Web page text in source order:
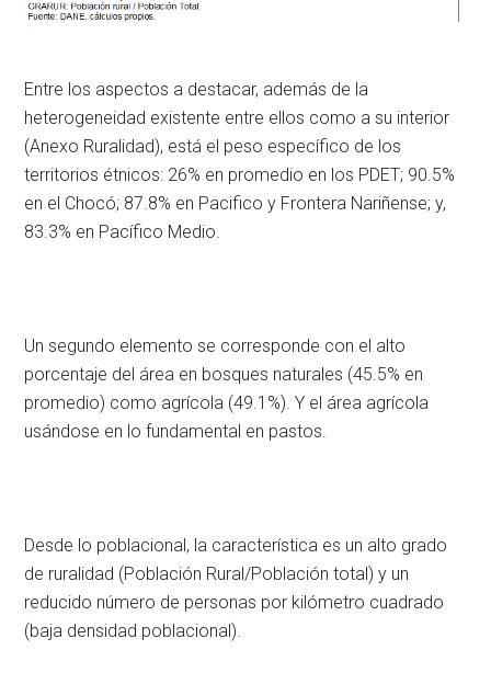
Entre los aspectos a destacar, además de la
heterogeneidad existente entre ellos como a su interior
(Anexo Ruralidad), está el peso específico de los
territorios étnicos: 26% en promedio en los PDET; 90.5%
en el Chocó; 87.8% en Pacifico y Frontera Nariñense; y,
83.3% en Pacífico Medio.
Un segundo elemento se corresponde con el alto
porcentaje del área en bosques naturales (45.5% en
promedio) como agrícola (49.1%). Y el área agrícola
usándose en lo fundamental en pastos.
Desde lo poblacional, la característica es un alto grado
de ruralidad (Población Rural/Población total) y un
reducido número de personas por kilómetro cuadrado
(baja densidad poblacional).